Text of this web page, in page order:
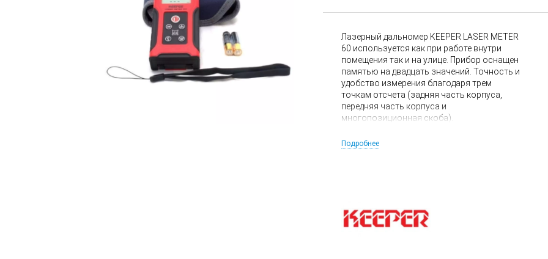
Лазерный дальномер KEEPER LASER METER
60 используется как при работе внутри
помещения так и на улице. Прибор оснащен
памятью на двадцать значений. Точность и
удобство измерения благодаря трем
точкам отсчета (задняя часть корпуса,
передняя часть корпуса и
многопозиционная скоба).
Подробнее